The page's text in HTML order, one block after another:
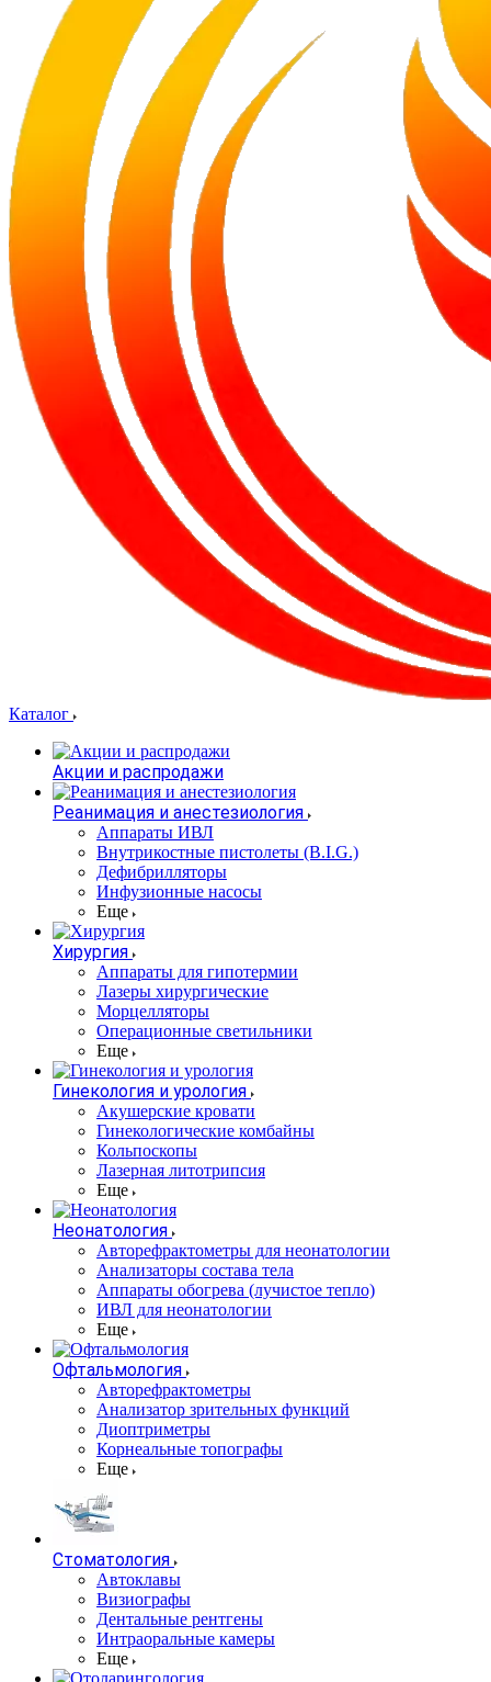
Каталог
Акции и распродажи
Реанимация и анестезиология
Аппараты ИВЛ
Внутрикостные пистолеты (B.I.G.)
Дефибрилляторы
Инфузионные насосы
Еще
Хирургия
Аппараты для гипотермии
Лазеры хирургические
Морцелляторы
Операционные светильники
Еще
Гинекология и урология
Акушерские кровати
Гинекологические комбайны
Кольпоскопы
Лазерная литотрипсия
Еще
Неонатология
Авторефрактометры для неонатологии
Анализаторы состава тела
Аппараты обогрева (лучистое тепло)
ИВЛ для неонатологии
Еще
Офтальмология
Авторефрактометры
Анализатор зрительных функций
Диоптриметры
Корнеальные топографы
Еще
Стоматология
Автоклавы
Визиографы
Дентальные рентгены
Интраоральные камеры
Еще